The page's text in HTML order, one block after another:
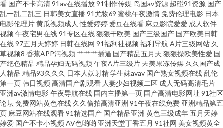
美欧美 91精品国产孕妇 av人人干 国产自拍2 蜜桃臀传媒 日日插夜夜撸 69福
利资源导航在线 91tv免费的视频 国产91视频在线观看 久久婷婷成人无码视
频 人人看导航第一站 91九色蝌蚪视频成人论坛 91在线观看视频 丁香五月最
新地址 国产人妻精品网址 欧美大久久 日本黄色片 深夜福利91n 香蕉伊人青青
草在线 91国内在线播放 92自啪 超碰白白色 国内福利网站91 久爱高清无码 精
看 国产不卡高清91av在线播放91制作传媒 岛国av资源 超碰91资源 国产
乱一乱二乱三 日韩美女直播 91尤物69 蜜桃午夜激情免费伦理电影 日本
电影伦理片黄瓜视频成人 性爱婷婷 爱豆在线看 麻豆影院爱爱 成人软件
视频 午夜宅男在线91专区在线狠狠干欧美 国产三级国产 国产欧美日韩
在线97五月天婷婷 日韩在线网 91福利社视频 福利导航 A片三级网站 久
草视频8 香蕉APP污视频 艹艹艹插逼 国产精品五月天 狠狠操欧美性爱 国
产绝色精品 精品孕妇无码视频 午夜A片三级片 天美果冻传媒 久久国产成
人精品 精品93久久久 日本人妖射精学生妹avav 国产熟女视频在线乱伦
第一页韩日视频 高清国产剧观看 人妻少妇视频二区 成人无码高清毛片
亚洲av激情电影午夜导航在线 国内主播第一页 国产高清电影网址 91社区
论坛免费网站黄色在线 久久偷拍高清亚洲 91午夜在线免费 亚洲精品第五
页 麻豆网站在线观看91精选国产 国产精品亚洲 黄色三级成年 五月天婷
婷爱 国产不卡小视频 AV色哟哟 亚洲天堂丁香五月 91社网 美女视频黄全